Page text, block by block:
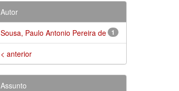
Autor
1
Sousa, Paulo Antonio Pereira de
< anterior
Assunto